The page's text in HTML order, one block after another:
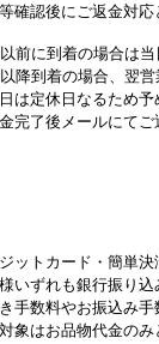
対応とな
当日ご返金
営業日のご
予めご了承
返金完了の
・代引き・
込みにてご
料、発送時
のみとな